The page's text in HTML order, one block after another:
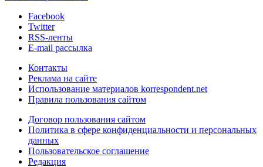
Facebook
Twitter
RSS-ленты
E-mail рассылка
Контакты
Реклама на сайте
Использование материалов korrespondent.net
Правила пользования сайтом
Договор пользования сайтом
Политика в сфере конфиденциальности и персональных
данных
Пользовательское соглашение
Редакция